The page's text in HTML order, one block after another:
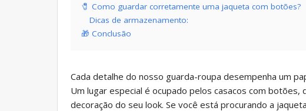
🧷 Como guardar corretamente uma jaqueta com botões?
Dicas de armazenamento:
🎁 Conclusão
Cada detalhe do nosso guarda-roupa desempenha um
Um lugar especial é ocupado pelos casacos com
decoração do seu look. Se você está procurando a